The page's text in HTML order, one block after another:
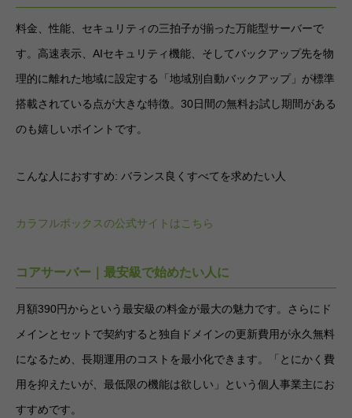
料金、性能、セキュリティの三拍子が揃った万能型サーバーで
す。高速表示、AIセキュリティ機能、そしてバックアップ先を物
理的に離れた地域に設定する「地域別自動バックアップ」が標準
搭載されている点が大きな特徴。30日間の無料お試し期間がある
のも嬉しいポイントです。
こんな人におすすめ: バランス良くすべてを求めたい人
カラフルボックスの公式サイトはこちら
コアサーバー｜最安級で始めたい人に
月額390円からという最安級の料金が最大の魅力です。さらにド
メインとセットで契約すると独自ドメインの更新費用が永久無料
になるため、長期運用のコストを最小化できます。「とにかく費
用を抑えたいが、最低限の機能は欲しい」という個人事業主にお
すすめです。